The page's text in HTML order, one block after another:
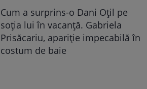
Cum a surprins-o Dani Oțil pe
soția lui în vacanță. Gabriela
Prisăcariu, apariție impecabilă în
costum de baie